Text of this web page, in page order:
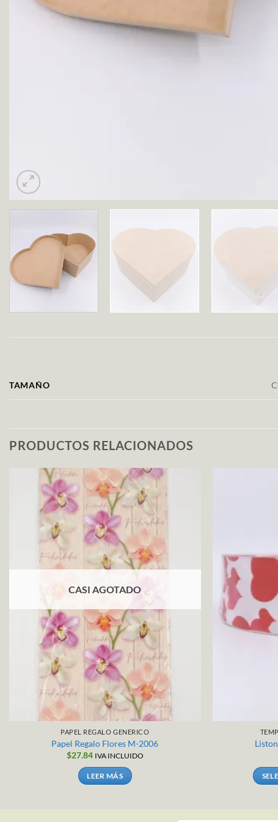
TAMAÑO
PRODUCTOS RELACIONADOS
CASI AGOTADO
PAPEL REGALO GENERICO
Papel Regalo Flores M-2006
$27.84 IVA INCLUIDO
LEER MÁS